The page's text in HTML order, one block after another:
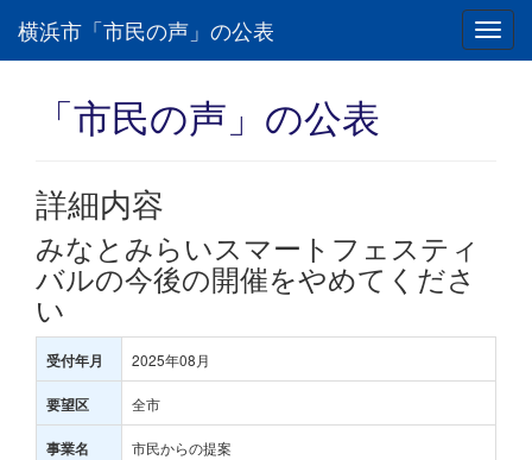
横浜市「市民の声」の公表
「市民の声」の公表
詳細内容
みなとみらいスマートフェスティ
バルの今後の開催をやめてくださ
い
受付年月 2025年08月
要望区 全市
事業名 市民からの提案